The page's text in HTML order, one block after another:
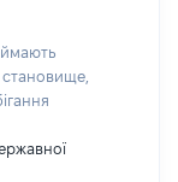
становище,